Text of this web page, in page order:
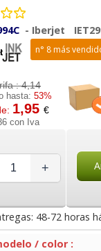
- Iberjet
n° 8 más
:4,14
hasta:53%
1,95€
con Iva
+
48-72 horas
/ color :
Epson
35XL T3583XL
8,95